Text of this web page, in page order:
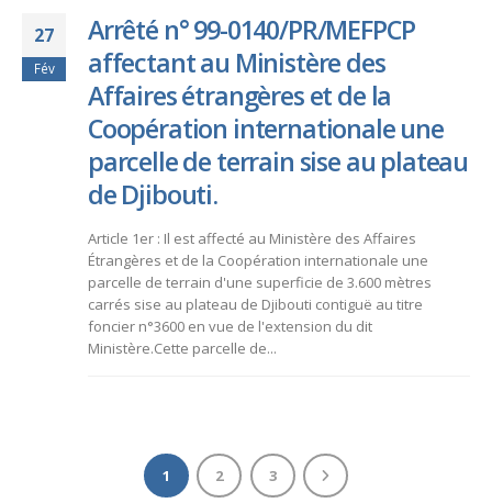
27
Fév
Arrêté n° 99-0140/PR/MEFPCP
affectant au Ministère des
Affaires étrangères et de la
Coopération internationale une
parcelle de terrain sise au plateau
de Djibouti.
Article 1er : Il est affecté au Ministère des Affaires
Étrangères et de la Coopération internationale une
parcelle de terrain d'une superficie de 3.600 mètres
carrés sise au plateau de Djibouti contiguë au titre
foncier n°3600 en vue de l'extension du dit
Ministère.Cette parcelle de...
1 2 3